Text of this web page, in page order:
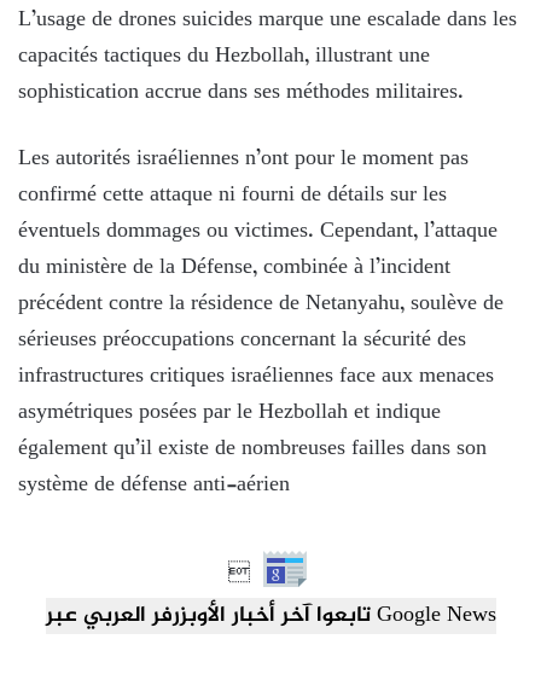
L’usage de drones suicides marque une escalade dans les
capacités tactiques du Hezbollah, illustrant une
sophistication accrue dans ses méthodes militaires.
Les autorités israéliennes n’ont pour le moment pas
confirmé cette attaque ni fourni de détails sur les
éventuels dommages ou victimes. Cependant, l’attaque
du ministère de la Défense, combinée à l’incident
précédent contre la résidence de Netanyahu, soulève de
sérieuses préoccupations concernant la sécurité des
infrastructures critiques israéliennes face aux menaces
asymétriques posées par le Hezbollah et indique
également qu’il existe de nombreuses failles dans son
système de défense anti-aérien

تابعوا آخر أخبار الأوبزرفر العربي عبر Google News